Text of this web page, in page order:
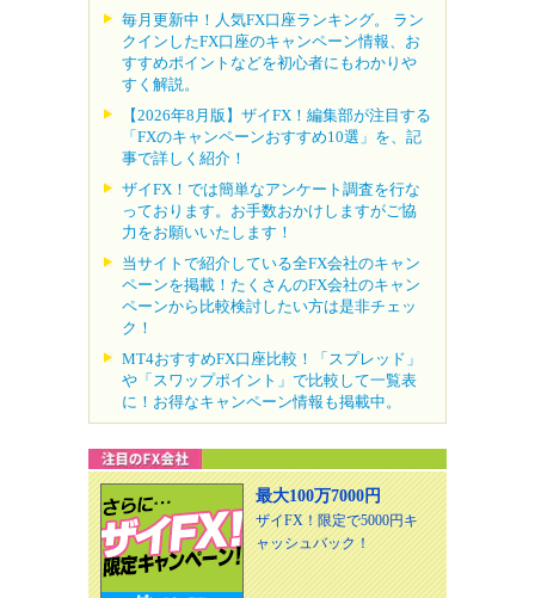
毎月更新中！人気FX口座ランキング。 ラン
クインしたFX口座のキャンペーン情報、お
すすめポイントなどを初心者にもわかりや
すく解説。
【2026年8月版】ザイFX！編集部が注目する
「FXのキャンペーンおすすめ10選」を、記
事で詳しく紹介！
ザイFX！では簡単なアンケート調査を行な
っております。お手数おかけしますがご協
力をお願いいたします！
当サイトで紹介している全FX会社のキャン
ペーンを掲載！たくさんのFX会社のキャン
ペーンから比較検討したい方は是非チェッ
ク！
MT4おすすめFX口座比較！「スプレッド」
や「スワップポイント」で比較して一覧表
に！お得なキャンペーン情報も掲載中。
最大100万7000円
ザイFX！限定で5000円キ
ャッシュバック！